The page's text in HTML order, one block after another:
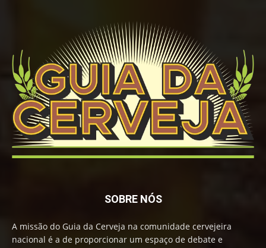
SOBRE NÓS
A missão do Guia da Cerveja na comunidade cervejeira
nacional é a de proporcionar um espaço de debate e